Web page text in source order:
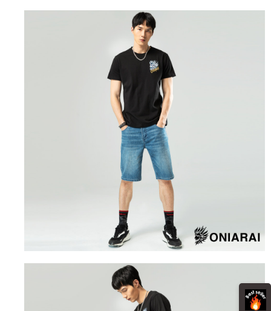
1.分期款項不併入電信帳單，「大哥付你分期」於每月結算日後寄送繳費提
2.透過簡訊連結打開帳單後，可選擇「超商條碼／台灣大直營門市／銀行轉
帳／街口支付／iPASS MONEY」等通路繳費。
1.本服務係由「台灣大哥大股份有限公司」（以下簡稱本公司）所提供，讓
用戶於交易時，得透過本服務購買商品或服務，並由商店將買賣／分期付款
買賣價金債權讓與本公司後，依約使用本公司帳單繳交帳款。
2.基於同意付款使用「大哥付你分期」之契約關係目的，商店將以您的個人
資料（包含姓名、電話或地址）提供予台灣大哥大進項蒐集、處理及利用，
由本公司與您本人進行分期帳單所需資料之確認、核對及更正。
3.完整用戶服務條款，請詳閱以下連結：
https://oppay.tw/userRule
２．便利：只要手機號碼，簡訊認證，即可結帳。
３．安心：先確認商品／服務後，再付款。
１．於結帳方式選擇「AFTEE先享後付」後，將跳轉至「AFTEE先享後付」
結帳頁面，進行簡訊認證並確認金額後，即可完成結帳。
２．訂單成立數日內，您將收到繳費通知簡訊。
３．收到繳費通知簡訊後14天內，點擊此簡訊中的連結，可透過四大超商／
ATM／網路銀行／等多元方式進行付款，方視為交易完成。
※ 請注意：結帳手續完成當下不需立刻繳費，但若您需要取消訂單，請聯絡
購買商品的店家。未經商家同意取消之訂單仍視為有效，需透過AFTEE先享
※ 交易是否成功請以「AFTEE先享後付 」之結帳頁面顯示為準，若有關於
是否繳費成功／繳費後需取消欲退款等相關疑問，請聯繫「AFTEE先享後付
https://netprotections.freshdesk.com/support/home
１．透過由恩沛科技股份有限公司提供之「AFTEE先享後付」服務完成之交
易，需依本服務之必要範圍內提供個人資料，並將交易相關給付款項請求債
權轉讓予恩沛科技股份有限公司。
２．關於個人資料處理事宜，請瀏覽以下網址：
https://aftee.tw/terms/#terms3
３．未成年的使用者請事先徵得法定代理人或監護人之同意方可使用
「AFTEE先享後付」，若未經同意申辦者引起之損失，本公司不負相關責
４．使用「AFTEE先享後付」時，將依據個別帳號之用戶狀況，依本公司即
時審查核予不同之上限額度；若仍有額度不足之情形，本公司將視審查結果
每筆NT$80，滿NT$888(含以上)免運費
每筆NT$80，滿NT$888(含以上)免運費
每筆NT$60，滿NT$3,000(含以上)免運費
每筆NT$60，滿NT$3,000(含以上)免運費
每筆NT$80，滿NT$3,000(含以上)免運費
每筆NT$80，滿NT$3,000(含以上)免運費
每筆NT$100，滿NT$3,000(含以上)免運費
查看運費